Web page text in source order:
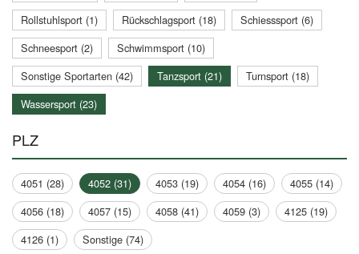
Rollstuhlsport (1)
Rückschlagsport (18)
Schiesssport (6)
Schneesport (2)
Schwimmsport (10)
Sonstige Sportarten (42)
Tanzsport (21)
Turnsport (18)
Wassersport (23)
PLZ
4051 (28) 4052 (31) 4053 (19) 4054 (16)
4055 (14)
4056 (18)
4057 (15) 4058 (41) 4059 (3)
4125 (19)
4126 (1)
Sonstige (74)